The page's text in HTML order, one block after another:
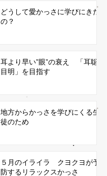
どうして愛かっさに学びにきた
の？
耳より早い”眼”の衰え 「耳聡
目明」を目指す
地方からかっさを学びにくる生
徒のため
５月のイライラ クヨクヨが予
防するリラックスかっさ